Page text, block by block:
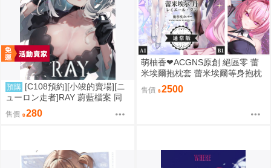
預購 [C108預約][小竣的賣場][ニ
ューロン走者]RAY 蔚藍檔案 同
人誌id=3785647
售價 280
萌柚香❤ACGNS原創 絕區零 蕾
米埃爾抱枕套 蕾米埃爾等身抱枕
套 蕾米埃爾枕頭套 蕾米埃爾枕套
動漫等身抱枕套
售價 2500